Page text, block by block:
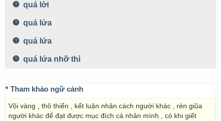
quá lời
quá lửa
quá lứa
quá lứa nhỡ thì
* Tham khảo ngữ cảnh
Vội vàng , thô thiển , kết luận nhân cách người khác , rèn giũa
người khác để đạt được mục đích cá nhân mình , có khi giết